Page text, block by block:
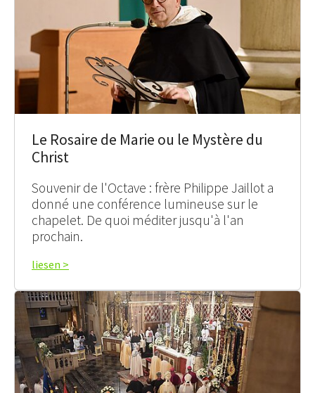
Le Rosaire de Marie ou le Mystère du
Christ
Souvenir de l'Octave : frère Philippe Jaillot a
donné une conférence lumineuse sur le
chapelet. De quoi méditer jusqu'à l'an
prochain.
liesen >